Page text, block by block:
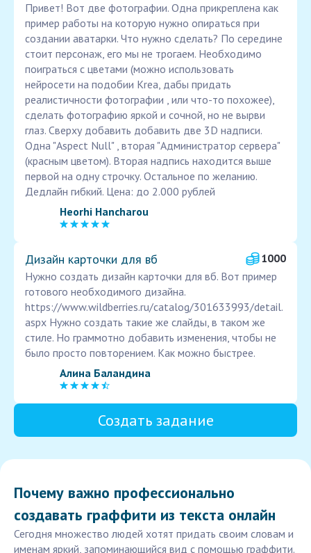
Привет! Вот две фотографии. Одна прикреплена как
пример работы на которую нужно опираться при
создании аватарки. Что нужно сделать? По середине
стоит персонаж, его мы не трогаем. Необходимо
поиграться с цветами (можно использовать
нейросети на подобии Krea, дабы придать
реалистичности фотографии , или что-то похожее),
сделать фотографию яркой и сочной, но не вырви
глаз. Сверху добавить добавить две 3D надписи.
Одна "Aspect Null" , вторая "Администратор сервера"
(красным цветом). Вторая надпись находится выше
первой на одну строчку. Остальное по желанию.
Дедлайн гибкий. Цена: до 2.000 рублей
Heorhi Hancharou
Дизайн карточки для вб
1000
Нужно создать дизайн карточки для вб. Вот пример
готового необходимого дизайна.
https://www.wildberries.ru/catalog/301633993/detail.
aspx Нужно создать такие же слайды, в таком же
стиле. Но граммотно добавить изменения, чтобы не
было просто повторением. Как можно быстрее.
Алина Баландина
Создать задание
Почему важно профессионально
создавать граффити из текста онлайн
Сегодня множество людей хотят придать своим словам и
именам яркий, запоминающийся вид с помощью граффити.